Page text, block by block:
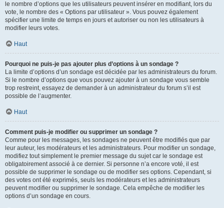
le nombre d’options que les utilisateurs peuvent insérer en modifiant, lors du
vote, le nombre des « Options par utilisateur ». Vous pouvez également
spécifier une limite de temps en jours et autoriser ou non les utilisateurs à
modifier leurs votes.
Haut
Pourquoi ne puis-je pas ajouter plus d’options à un sondage ?
La limite d’options d’un sondage est décidée par les administrateurs du forum.
Si le nombre d’options que vous pouvez ajouter à un sondage vous semble
trop restreint, essayez de demander à un administrateur du forum s’il est
possible de l’augmenter.
Haut
Comment puis-je modifier ou supprimer un sondage ?
Comme pour les messages, les sondages ne peuvent être modifiés que par
leur auteur, les modérateurs et les administrateurs. Pour modifier un sondage,
modifiez tout simplement le premier message du sujet car le sondage est
obligatoirement associé à ce dernier. Si personne n’a encore voté, il est
possible de supprimer le sondage ou de modifier ses options. Cependant, si
des votes ont été exprimés, seuls les modérateurs et les administrateurs
peuvent modifier ou supprimer le sondage. Cela empêche de modifier les
options d’un sondage en cours.